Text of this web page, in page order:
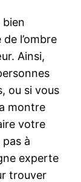
bien
l’ombre
Ainsi,
ou si vous
montre
votre
pas à
experte
trouver